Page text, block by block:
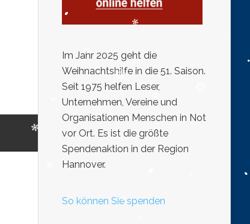
Im Jahr 2025 geht die
Weihnachtshilfe in die 51. Saison.
Seit 1975 helfen Leser,
Unternehmen, Vereine und
Organisationen Menschen in Not
vor Ort. Es ist die größte
Spendenaktion in der Region
Hannover.
So können Sie spenden